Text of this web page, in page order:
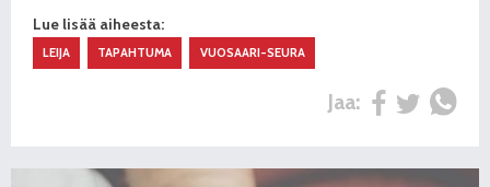
Lue lisää aiheesta:
LEIJA TAPAHTUMA VUOSAARI-SEURA
Jaa: